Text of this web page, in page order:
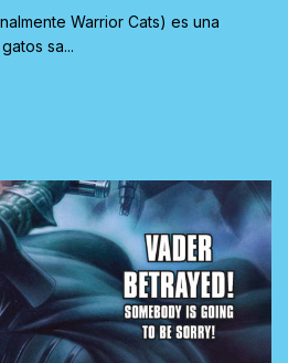
Warrior Cats) es una
sa...